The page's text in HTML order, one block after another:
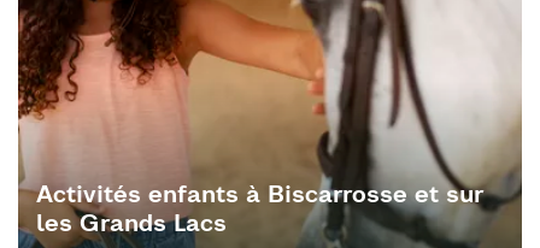
Activités enfants à Biscarrosse et sur
les Grands Lacs